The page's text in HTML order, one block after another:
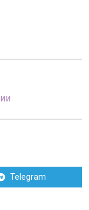
Telegram